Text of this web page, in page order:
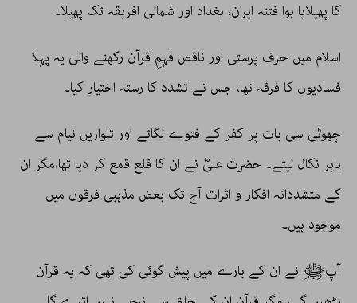
کا پھیلایا ہوا فتنہ ایران، بغداد اور شمالی افریقہ تک پھیلا۔
اسلام میں حرف پرستی اور ناقص فہمِ قرآن رکھنے والی یہ پہلا
فسادیوں کا فرقہ تھا، جس نے تشدد کا رستہ اختیار کیا۔
چھوٹی سی بات پر کفر کے فتوے لگاتے اور تلواریں نیام سے
باہر نکال لیتے۔ حضرت علیؓ نے ان کا قلع قمع کر دیا تھا،مگر ان
کے متشددانہ افکار و اثرات آج تک بعض مذہبی فرقوں میں
موجود ہیں۔
آپﷺ نے ان کے بارے میں پیش گوئی کی تھی کہ یہ قرآن